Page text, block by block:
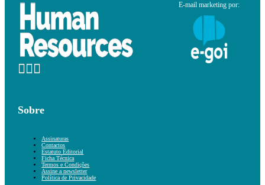
E-mail marketing por:
Sobre
Assinaturas
Contactos
Estatuto Editorial
Ficha Técnica
Termos e Condições
Assine a newsletter
Política de Privacidade